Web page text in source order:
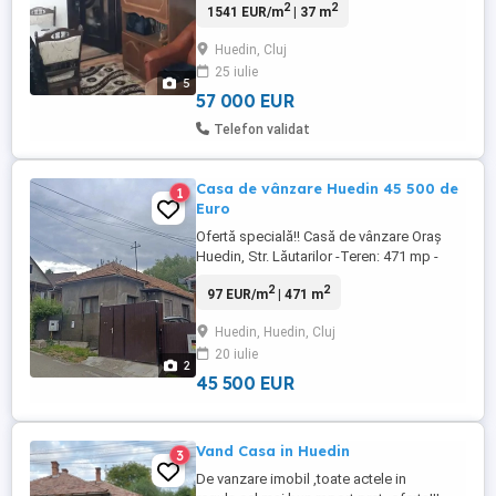
5
mobilat.usi schimbate, instalatie electrica
racordat la gaz cu centrala termica pe
gaz, stare buna, sau schimb cu casa la
tara in apropiere ...
1541 EUR/m2| 37 m2
Huedin, Cluj
25 iulie
57 000 EUR
Telefon validat
2
1
Casa de vânzare Huedin 45 500 de
Euro
Ofertă specială!! Casă de vânzare Oraș
Huedin, Str. Lăutarilor -Teren: 471 mp -
bucătărie, baie și cămară -Bucătărie de
grădină -Casă renovată (2015), intabulată
-Încălzire: centrală pe lemne + calorifere -
Utilități: apă, curent, ...
97 EUR/m2| 471 m2
Huedin, Huedin, Cluj
20 iulie
45 500 EUR
3 Vand Casa in Huedin
De vanzare imobil ,toate actele in